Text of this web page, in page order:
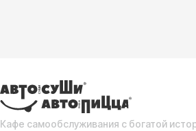
Кафе самообслуживания с богатой